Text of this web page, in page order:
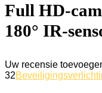
Full HD-
180° IR-
Uw recensie
32